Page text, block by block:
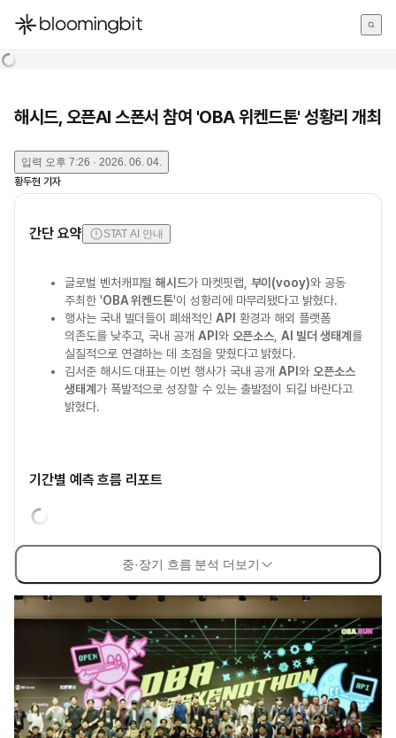
한국어
해시드, 오픈AI 스폰서 참여 'OBA 위켄드톤' 성황리 개최
입력 오후 7:26 · 2026. 06. 04.
황두현 기자
간단 요약 STAT AI 안내
글로벌 벤처캐피털해시드가 마켓핏랩, 부이(vooy)와 공동
주최한 'OBA 위켄드톤'이 성황리에 마무리됐다고 밝혔다.
행사는 국내 빌더들이 폐쇄적인 API 환경과 해외 플랫폼
의존도를 낮추고, 국내 공개 API 와 오픈소스 ,AI 빌더 생태계 를
실질적으로 연결하는 데 초점을 맞췄다고 밝혔다.
김서준 해시드 대표는 이번 행사가 국내 공개API와 오픈소스
생태계 가 폭발적으로 성장할 수 있는 출발점이 되길 바란다고
밝혔다.
기간별 예측 흐름 리포트
중·장기 흐름 분석 더보기